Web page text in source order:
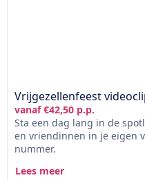
Vrijgezellenfeest
vanaf €42,50 p.p.
Sta een dag lang in de
en vriendinnen in je eigen
nummer.
Lees meer